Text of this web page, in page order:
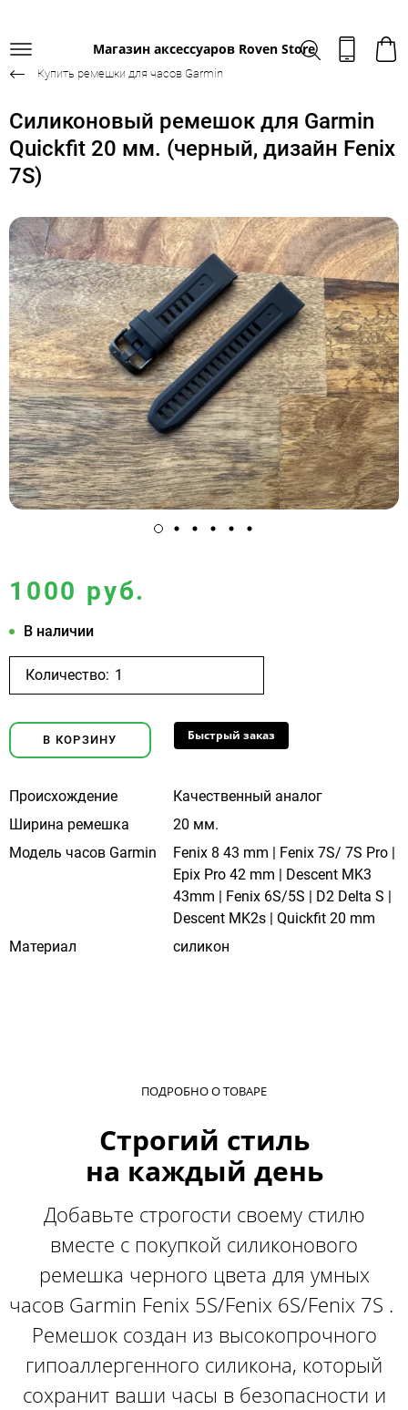
Магазин аксессуаров Roven Store
Купить ремешки для часов Garmin
Силиконовый ремешок для Garmin
Quickfit 20 мм. (черный, дизайн Fenix
7S)
1000 руб.
В наличии
Количество:
В КОРЗИНУ Быстрый заказ
Происхождение
Качественный аналог
Ширина ремешка
20 мм.
Модель часов Garmin
Fenix 8 43 mm | Fenix 7S/ 7S Pro |
Epix Pro 42 mm | Descent MK3
43mm | Fenix 6S/5S | D2 Delta S |
Descent MK2s | Quickfit 20 mm
Материал
силикон
ПОДРОБНО О ТОВАРЕ
Строгий стиль
на каждый день
Добавьте строгости своему стилю
вместе с покупкой силиконового
ремешка черного цвета​​​ для умных
часов Garmin Fenix 5S/Fenix 6S/Fenix 7S . ​
Ремешок создан из высокопрочного
гипоаллергенного силикона, который
сохранит ваши часы в безопасности и